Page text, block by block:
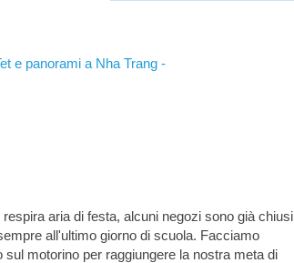
e panorami a Nha Trang -
aria di festa, alcuni negozi sono già chiusi
all'ultimo giorno di scuola. Facciamo
sul motorino per raggiungere la nostra meta di